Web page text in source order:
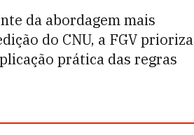
da abordagem mais
do CNU, a FGV prioriza
prática das regras